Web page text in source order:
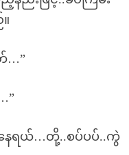
တ်…”
နေရယ်…တို့..စပ်ပပ်..ကွဲ